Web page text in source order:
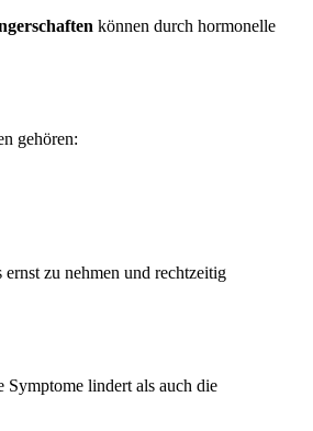
können durch hormonelle
gehören:
zu nehmen und rechtzeitig
Symptome lindert als auch die